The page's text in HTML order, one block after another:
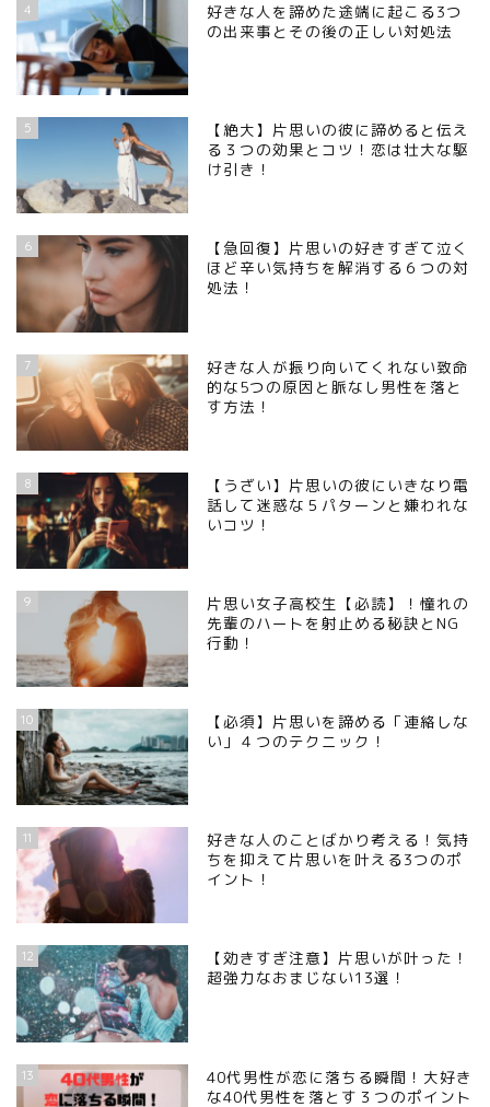
4
好きな人を諦めた途端に起こる3つ
の出来事とその後の正しい対処法
5
【絶大】片思いの彼に諦めると伝え
る３つの効果とコツ！恋は壮大な駆
け引き！
6
【急回復】片思いの好きすぎて泣く
ほど辛い気持ちを解消する６つの対
処法！
7
好きな人が振り向いてくれない致命
的な5つの原因と脈なし男性を落と
す方法！
8
【うざい】片思いの彼にいきなり電
話して迷惑な５パターンと嫌われな
いコツ！
9
片思い女子高校生【必読】！憧れの
先輩のハートを射止める秘訣とNG
行動！
10
【必須】片思いを諦める「連絡しな
い」４つのテクニック！
11
好きな人のことばかり考える！気持
ちを抑えて片思いを叶える3つのポ
イント！
12
【効きすぎ注意】片思いが叶った！
超強力なおまじない13選！
13
40代男性が恋に落ちる瞬間！大好き
な40代男性を落とす３つのポイント